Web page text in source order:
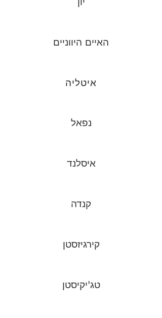
האיים היווניים
איטליה
נפאל
איסלנד
קנדה
קירגיזסטן
טג'יקיסטן